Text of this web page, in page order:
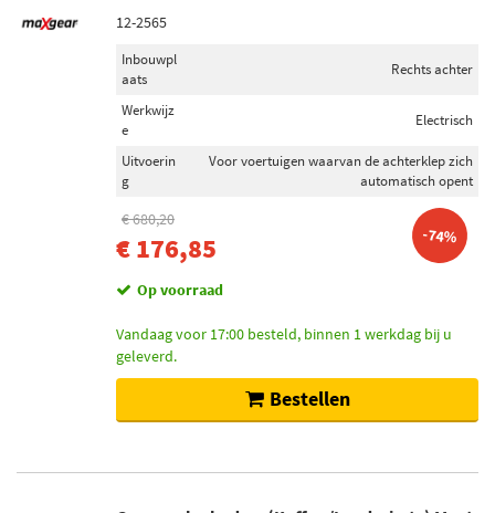
12-2565
Inbouwpl
aats
Rechts achter
Werkwijz
e
Electrisch
Uitvoerin
g
Voor voertuigen waarvan de achterklep zich
automatisch opent
€ 680,20
€ 176,85 -74%
Op voorraad
Vandaag voor 17:00 besteld, binnen 1 werkdag bij u
geleverd.
Bestellen